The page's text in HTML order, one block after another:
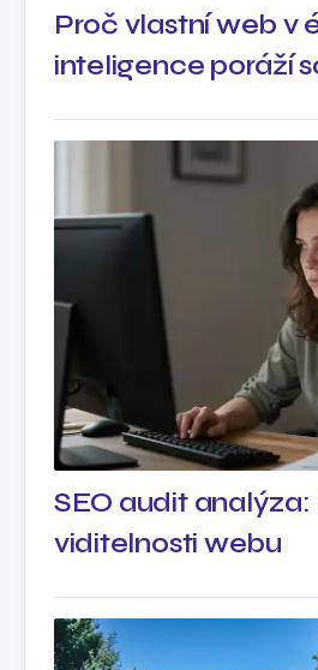
Proč vlastní web v
inteligence poráží
SEO audit
viditelnosti webu